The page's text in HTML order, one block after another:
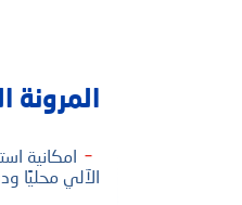
المرونة
امكانية
الآلي محليًا